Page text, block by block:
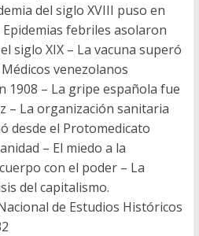
del siglo XVIII puso en
febriles asolaron
siglo XIX – La vacuna superó
venezolanos
1908 – La gripe española fue
– La organización sanitaria
desde el Protomedicato
– El miedo a la
con el poder – La
del capitalismo.
de Estudios Históricos